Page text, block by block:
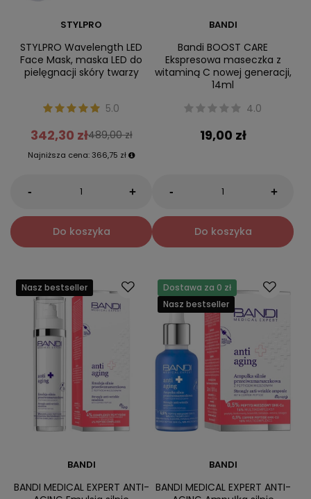
STYLPRO
STYLPRO Wavelength LED
Face Mask, maska LED do
pielęgnacji skóry twarzy
5.0
342,30 zł489,00 zł
Najniższa cena: 366,75 zł
- +
Do koszyka
BANDI
Bandi BOOST CARE
Ekspresowa maseczka z
witaminą C nowej generacji,
14ml
4.0
19,00 zł
- +
Do koszyka
Nasz bestseller
BANDI
BANDI MEDICAL EXPERT ANTI-
Dostawa za 0 zł
Nasz bestseller
BANDI
BANDI MEDICAL EXPERT ANTI-